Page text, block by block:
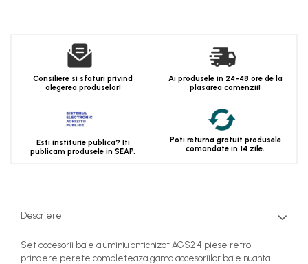
Consiliere si sfaturi privind
alegerea produselor!
Ai produsele in 24-48 ore de la
plasarea comenzii!
Esti institurie publica? Iti
publicam produsele in SEAP.
Poti returna gratuit produsele
comandate in 14 zile.
Descriere
Set accesorii baie aluminiu antichizat AGS2 4 piese retro
prindere perete completeaza gama accesoriilor baie nuanta